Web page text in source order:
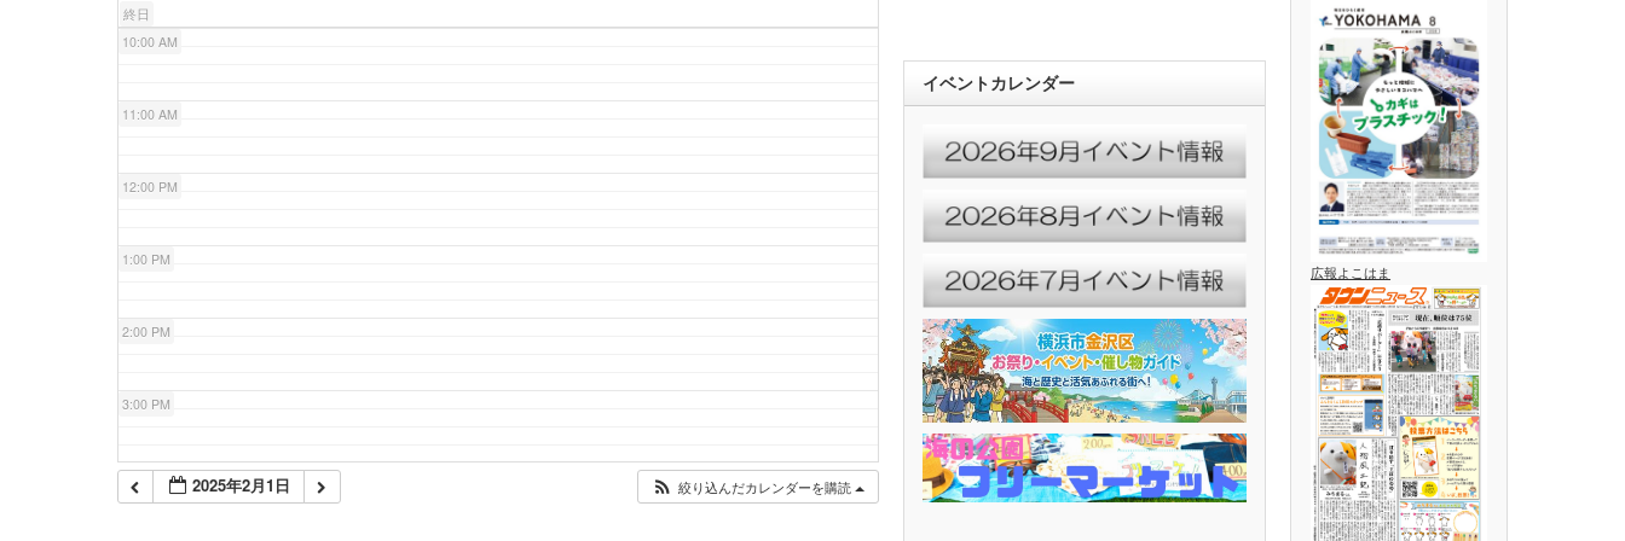
終日
10:00 AM
11:00 AM
12:00 PM
1:00 PM
2:00 PM
3:00 PM
4:00 PM 2025年2月1日 絞り込んだカレンダーを購読
イベントカレンダー
広報よこはま